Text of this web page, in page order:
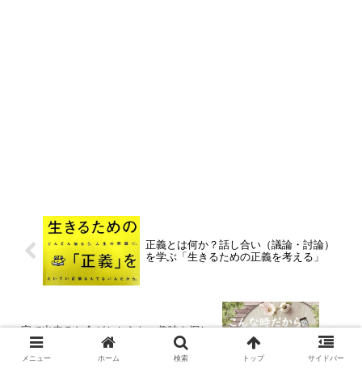
正義とは何か？話し合い（議論・討論）
を学ぶ「生きるための正義を考える」
家で出来るお金がかからない趣味を探し
ているならオンライン英会話はどう？
メニュー ホーム 検索 トップ サイドバー